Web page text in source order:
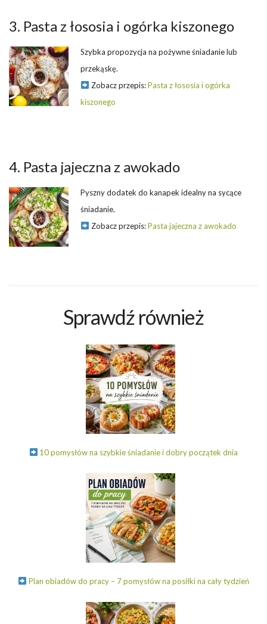
3. Pasta z łososia i ogórka kiszonego
Szybka propozycja na pożywne śniadanie lub
przekąskę.
Zobacz przepis:Pasta z łososia i ogórka
kiszonego
4. Pasta jajeczna z awokado
Pyszny dodatek do kanapek idealny na sycące
śniadanie.
Zobacz przepis:Pasta jajeczna z awokado
Sprawdź również
10 pomysłów na szybkie śniadanie i dobry początek dnia
Plan obiadów do pracy – 7 pomysłów na posiłki na cały tydzień